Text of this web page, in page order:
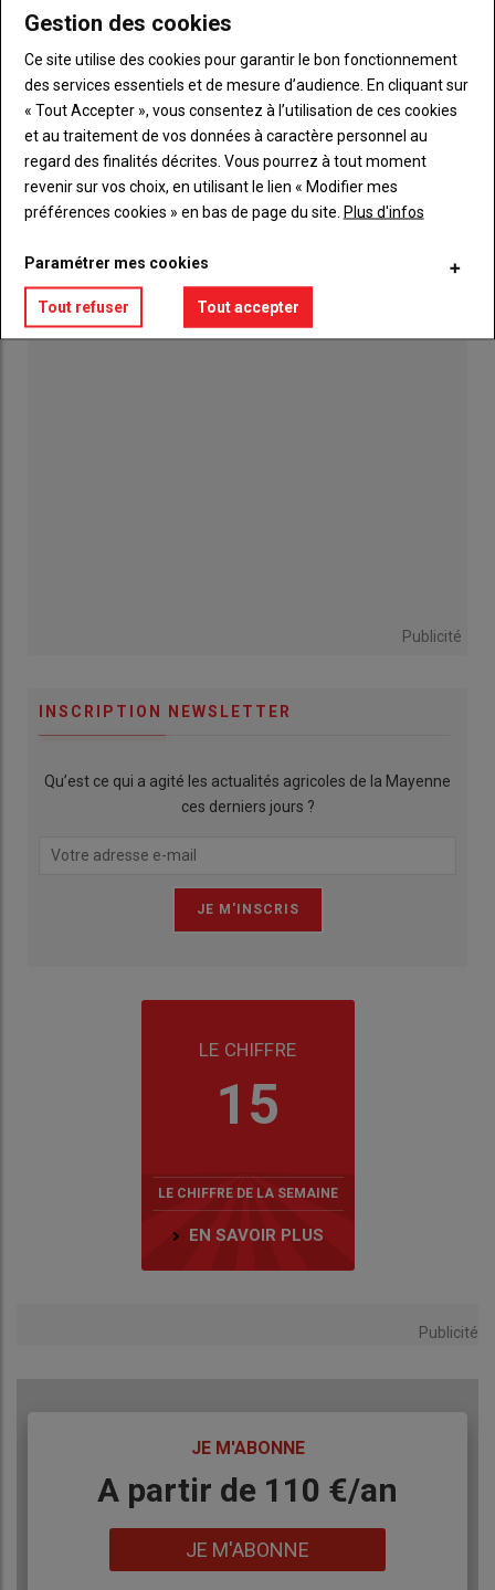
Le banc d'essai, la solution pour vérifier la
puissance de votre moteur
16 juillet 2026
Terrena. Moissons : une récolte 2026 «
exceptionnellement précoce »
06 août 2026
Le Japon au cœur de l'Anjou
23 juillet 2026
Publicité
INSCRIPTION NEWSLETTER
Qu’est ce qui a agité les actualités agricoles de la Mayenne
ces derniers jours ?
LE CHIFFRE
15
LE CHIFFRE DE LA SEMAINE
EN SAVOIR PLUS
Publicité
JE M'ABONNE
BodyA partir de 110 €/an
JE M'ABONNE
Gestion des cookies
Ce site utilise des cookies pour garantir le bon fonctionnement
des services essentiels et de mesure d’audience. En cliquant sur
« Tout Accepter », vous consentez à l’utilisation de ces cookies
et au traitement de vos données à caractère personnel au
regard des finalités décrites. Vous pourrez à tout moment
revenir sur vos choix, en utilisant le lien « Modifier mes
préférences cookies » en bas de page du site. Plus d'infos
Paramétrer mes cookies
Tout refuser Tout accepter